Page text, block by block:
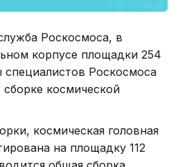
Роскосмоса, в
корпусе площадки 254
Роскосмоса
космической
космическая головная
на площадку 112